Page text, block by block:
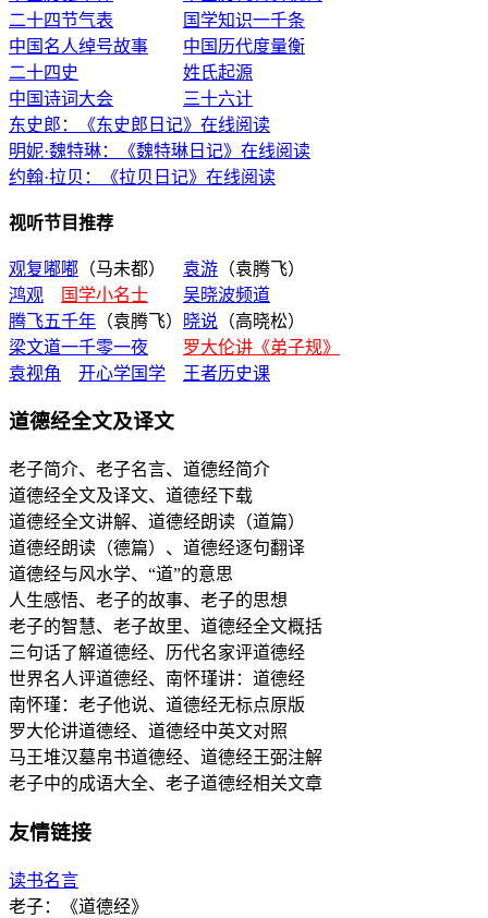
二十四节气表
国学知识一千条
中国名人绰号故事
中国历代度量衡
二十四史
姓氏起源
中国诗词大会
三十六计
东史郎：《东史郎日记》在线阅读
明妮·魏特琳：《魏特琳日记》在线阅读
约翰·拉贝：《拉贝日记》在线阅读
视听节目推荐
观复嘟嘟 （马未都） 袁游 （袁腾飞）
鸿观
国学小名士
吴晓波频道
腾飞五千年 （袁腾飞） 晓说 （高晓松）
梁文道一千零一夜
罗大伦讲《弟子规》
袁视角
开心学国学 王者历史课
道德经全文及译文
老子简介、老子名言、道德经简介
道德经全文及译文、道德经下载
道德经全文讲解、道德经朗读（道篇）
道德经朗读（德篇）、道德经逐句翻译
道德经与风水学、“道”的意思
人生感悟、老子的故事、老子的思想
老子的智慧、老子故里、道德经全文概括
三句话了解道德经、历代名家评道德经
世界名人评道德经、南怀瑾讲：道德经
南怀瑾：老子他说、道德经无标点原版
罗大伦讲道德经、道德经中英文对照
马王堆汉墓帛书道德经、道德经王弼注解
老子中的成语大全、老子道德经相关文章
友情链接
读书名言
老子：《道德经》